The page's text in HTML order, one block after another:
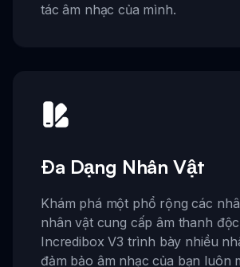
tác âm nhạc của mình.
Đa Dạng Nhân Vật
Khám phá một phổ rộng các
nhân vật cung cấp âm thanh
Incredibox V3 trình bày nhiều
đảm bảo âm nhạc của bạn luôn